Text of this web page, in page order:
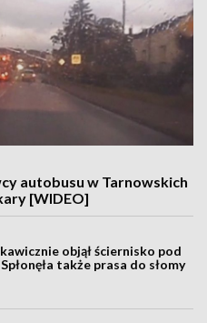
autobusu w Tarnowskich
[WIDEO]
objął ściernisko pod
także prasa do słomy